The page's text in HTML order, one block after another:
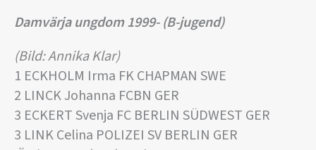
Damvärja ungdom 1999- (B-jugend)
(Bild: Annika Klar)
1 ECKHOLM Irma FK CHAPMAN SWE
2 LINCK Johanna FCBN GER
3 ECKERT Svenja FC BERLIN SÜDWEST GER
3 LINK Celina POLIZEI SV BERLIN GER